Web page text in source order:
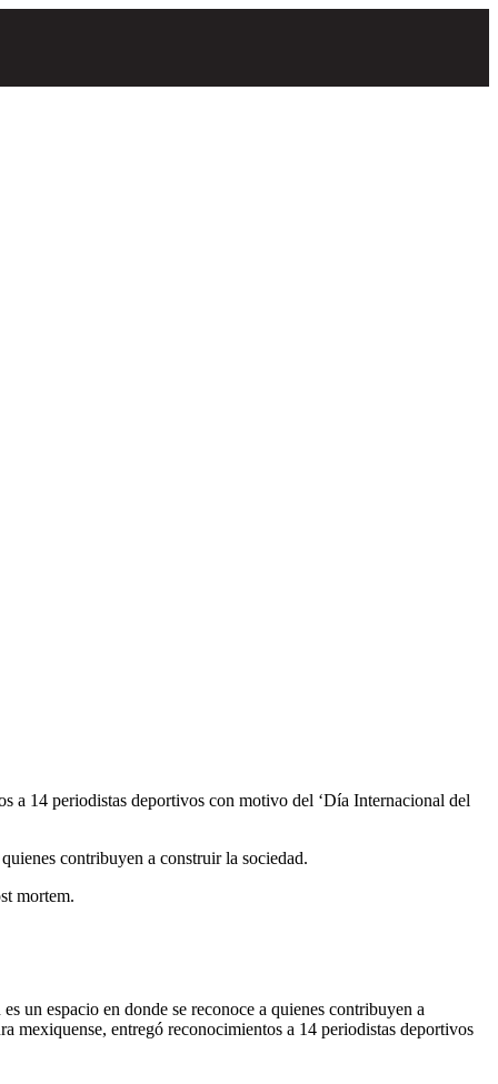
a 14 periodistas deportivos con motivo del ‘Día Internacional del
contribuyen a construir la sociedad.
mortem.
espacio en donde se reconoce a quienes contribuyen a
mexiquense, entregó reconocimientos a 14 periodistas deportivos